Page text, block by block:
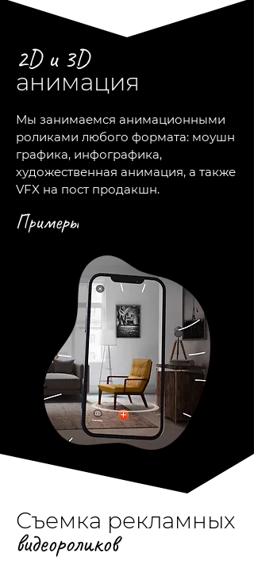
2D и 3D
анимация
Мы занимаемся анимационными
роликами любого формата: моушн
графика, инфографика,
художественная анимация, а также
VFX на пост продакшн.
Примеры
Съемка рекламных
видеороликов